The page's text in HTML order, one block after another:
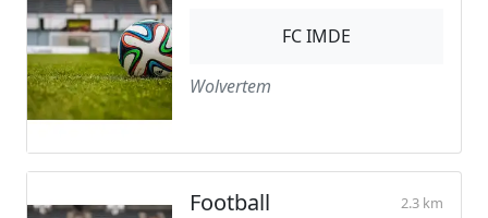
FC IMDE
Wolvertem
Football 2.3 km